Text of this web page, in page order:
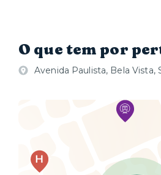
O que tem por
Avenida Paulista, Bela Vista,